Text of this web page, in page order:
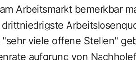
Arbeitsmarkt bemerkbar
viele offene Stellen"
aufgrund von